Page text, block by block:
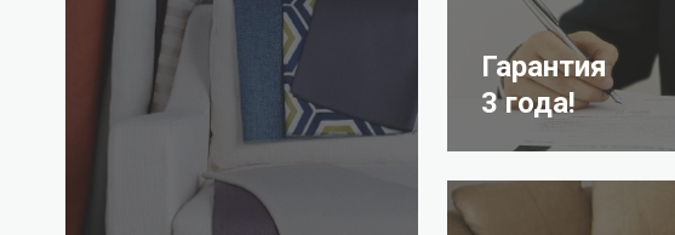
Гарантия
3 года!